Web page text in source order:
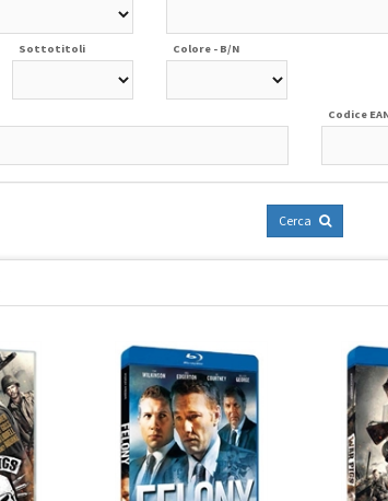
Sottotitoli Colore - B/N
Codice
Cerca